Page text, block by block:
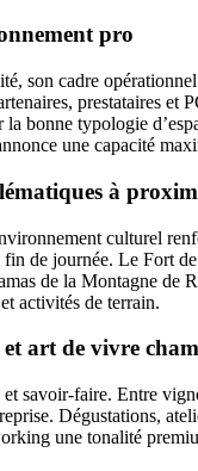
pro
son cadre
prestataires et
la bonne typologie
une capacité
à
culturel
de journée. Le Fort
de la Montagne de
activités de terrain.
art de vivre
savoir-faire. Entre
Dégustations,
une tonalité